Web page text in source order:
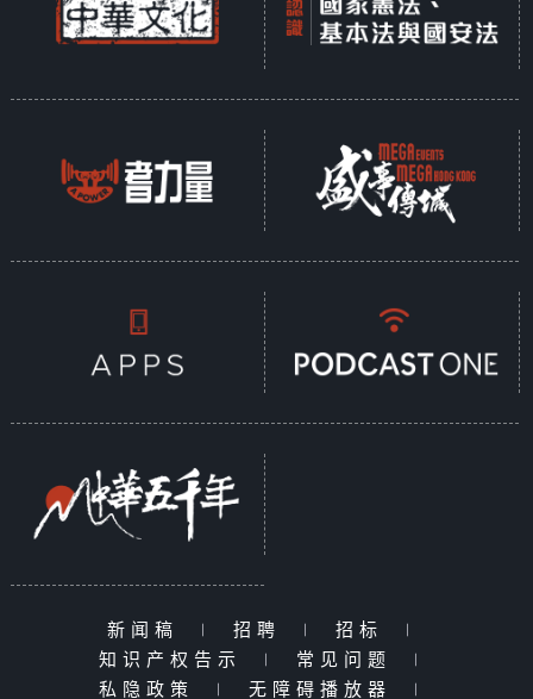
新闻稿 | 招聘 | 招标
|
知识产权告示
| 常见问题
|
私隐政策
| 无障碍播放器 |